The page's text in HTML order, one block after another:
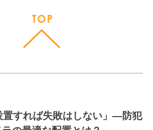
置すれば失敗はしない」—防犯